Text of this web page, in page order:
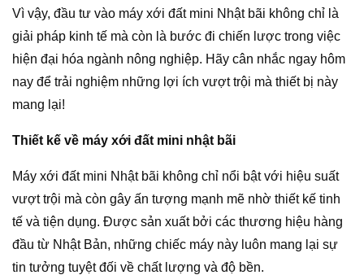
Vì vậy, đầu tư vào máy xới đất mini Nhật bãi không chỉ là
giải pháp kinh tế mà còn là bước đi chiến lược trong việc
hiện đại hóa ngành nông nghiệp. Hãy cân nhắc ngay hôm
nay để trải nghiệm những lợi ích vượt trội mà thiết bị này
mang lại!
Thiết kế về máy xới đất mini nhật bãi
Máy xới đất mini Nhật bãi không chỉ nổi bật với hiệu suất
vượt trội mà còn gây ấn tượng mạnh mẽ nhờ thiết kế tinh
tế và tiện dụng. Được sản xuất bởi các thương hiệu hàng
đầu từ Nhật Bản, những chiếc máy này luôn mang lại sự
tin tưởng tuyệt đối về chất lượng và độ bền.